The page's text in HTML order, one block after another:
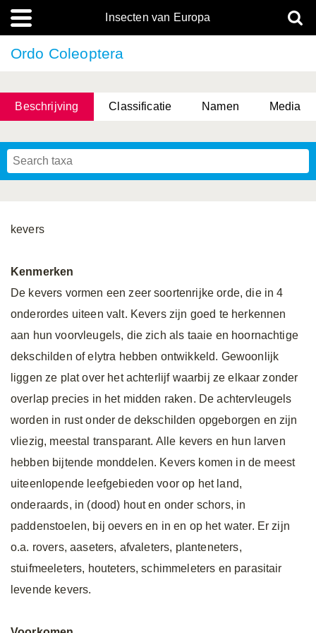
Insecten van Europa
Ordo Coleoptera
Beschrijving Classificatie Namen Media
kevers
Kenmerken
De kevers vormen een zeer soortenrijke orde, die in 4
onderordes uiteen valt. Kevers zijn goed te herkennen
aan hun voorvleugels, die zich als taaie en hoornachtige
dekschilden of elytra hebben ontwikkeld. Gewoonlijk
liggen ze plat over het achterlijf waarbij ze elkaar zonder
overlap precies in het midden raken. De achtervleugels
worden in rust onder de dekschilden opgeborgen en zijn
vliezig, meestal transparant. Alle kevers en hun larven
hebben bijtende monddelen. Kevers komen in de meest
uiteenlopende leefgebieden voor op het land,
onderaards, in (dood) hout en onder schors, in
paddenstoelen, bij oevers en in en op het water. Er zijn
o.a. rovers, aaseters, afvaleters, planteneters,
stuifmeeleters, houteters, schimmeleters en parasitair
levende kevers.